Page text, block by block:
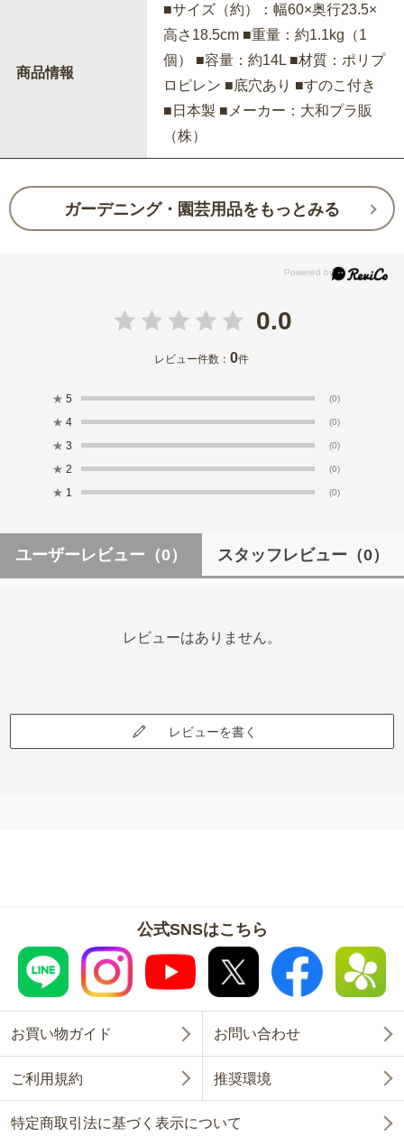
商品情報
■サイズ（約）：幅60×奥行23.5×
高さ18.5cm ■重量：約1.1kg（1
個） ■容量：約14L ■材質：ポリプ
ロピレン ■底穴あり ■すのこ付き
■日本製 ■メーカー：大和プラ販
（株）
ガーデニング・園芸用品をもっとみる
0.0
レビュー件数：0件
★ 5 (0)
★ 4 (0)
★ 3 (0)
★ 2 (0)
★ 1 (0)
ユーザーレビュー （0） スタッフレビュー （0）
レビューはありません。
レビューを書く
公式SNSはこちら
お買い物ガイド お問い合わせ
ご利用規約 推奨環境
特定商取引法に基づく表示について